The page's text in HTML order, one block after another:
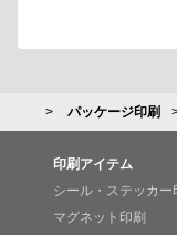
パッケージ印刷
印刷アイテム
シール・ステッカー
マグネット印刷